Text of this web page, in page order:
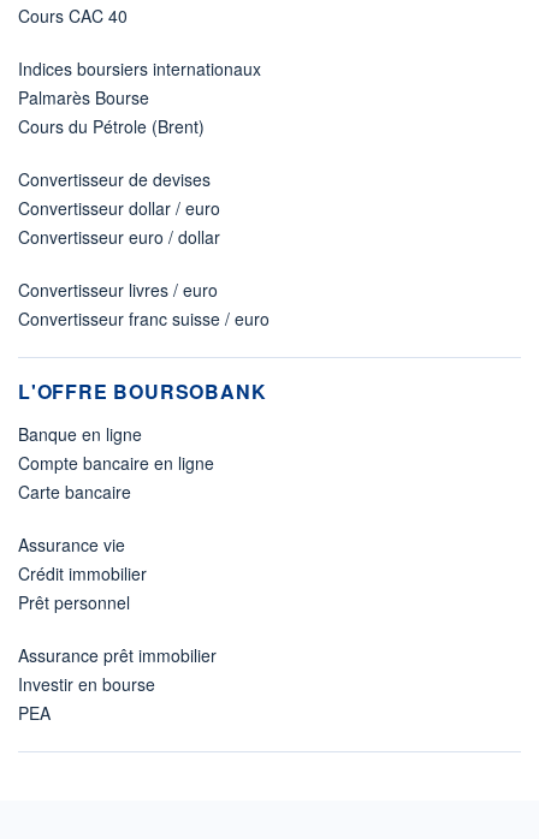
Cours CAC 40
Indices boursiers internationaux
Palmarès Bourse
Cours du Pétrole (Brent)
Convertisseur de devises
Convertisseur dollar / euro
Convertisseur euro / dollar
Convertisseur livres / euro
Convertisseur franc suisse / euro
L'OFFRE BOURSOBANK
Banque en ligne
Compte bancaire en ligne
Carte bancaire
Assurance vie
Crédit immobilier
Prêt personnel
Assurance prêt immobilier
Investir en bourse
PEA